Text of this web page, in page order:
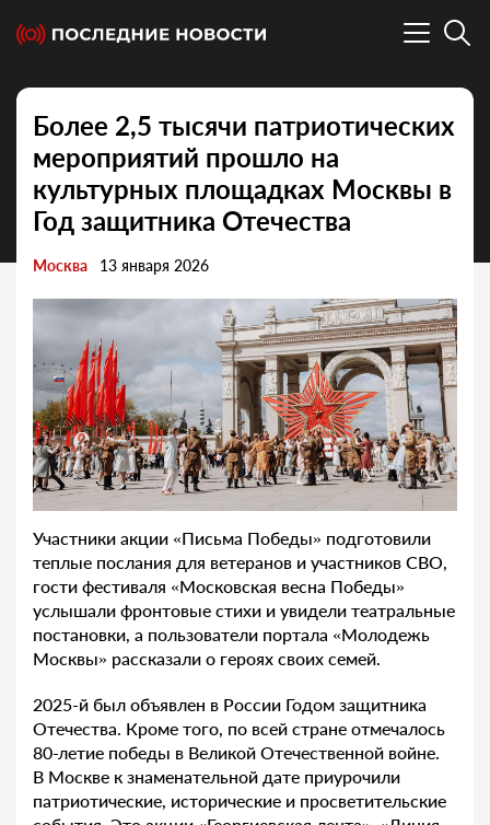
Более 2,5 тысячи патриотических
мероприятий прошло на
культурных площадках Москвы в
Год защитника Отечества
Москва 13 января 2026
Участники акции «Письма Победы» подготовили
теплые послания для ветеранов и участников СВО,
гости фестиваля «Московская весна Победы»
услышали фронтовые стихи и увидели театральные
постановки, а пользователи портала «Молодежь
Москвы» рассказали о героях своих семей.
2025-й был объявлен в России Годом защитника
Отечества. Кроме того, по всей стране отмечалось
80-летие победы в Великой Отечественной войне.
В Москве к знаменательной дате приурочили
патриотические, исторические и просветительские